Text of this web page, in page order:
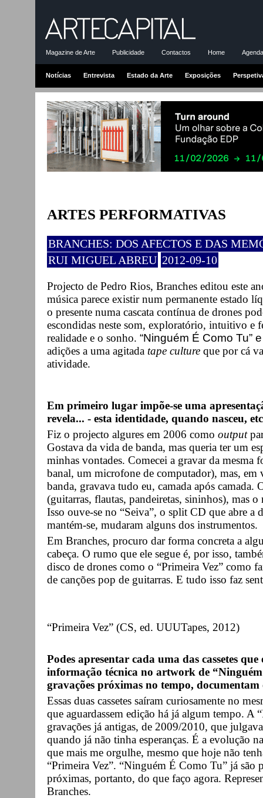
Magazine de Arte Publicidade Contactos Home
Notícias Entrevista Estado da Arte Exposições
ARTES PERFORMATIVAS
BRANCHES: DOS AFECTOS E DAS
RUI MIGUEL ABREU 2012-09-10
Projecto de Pedro Rios, Branches editou este
música parece existir num permanente estado
o presente numa cascata contínua de drones
escondidas neste som, exploratório, intuitivo e
realidade e o sonho. “Ninguém É Como Tu”
adições a uma agitada tape culture que por cá
atividade.
Em primeiro lugar impõe-se uma
revela... - esta identidade, quando nasceu,
Fiz o projecto algures em 2006 como output
Gostava da vida de banda, mas queria ter um
minhas vontades. Comecei a gravar da mesma
banal, um microfone de computador), mas, em
banda, gravava tudo eu, camada após camada.
(guitarras, flautas, pandeiretas, sininhos), mas o
Isso ouve-se no “Seiva”, o split CD que abre a
mantém-se, mudaram alguns dos instrumentos.
Em Branches, procuro dar forma concreta a
cabeça. O rumo que ele segue é, por isso,
disco de drones como o “Primeira Vez” como
de canções pop de guitarras. E tudo isso faz
“Primeira Vez” (CS, ed. UUUTapes, 2012)
Podes apresentar cada uma das cassetes
informação técnica no artwork de
gravações próximas no tempo, documentam
Essas duas cassetes saíram curiosamente no
que aguardassem edição há já algum tempo. A
gravações já antigas, de 2009/2010, que
quando já não tinha esperanças. É a evolução
que mais me orgulhe, mesmo que hoje não
“Primeira Vez”. “Ninguém É Como Tu” já são
próximas, portanto, do que faço agora.
Branches.